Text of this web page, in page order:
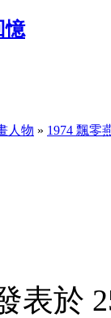
人物 » 1974 飄零
表於